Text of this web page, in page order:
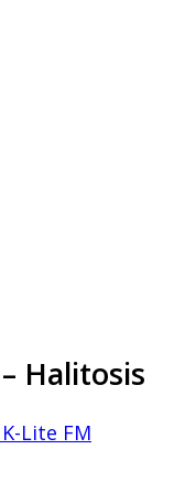
Halitosis
Lite FM